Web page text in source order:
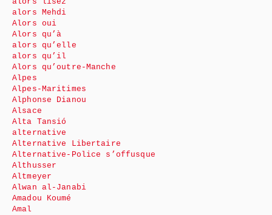
alors Mehdi
Alors oui
Alors qu’à
alors qu’elle
alors qu’il
Alors qu’outre-Manche
Alpes
Alpes-Maritimes
Alphonse Dianou
Alsace
Alta Tansió
alternative
Alternative Libertaire
Alternative-Police s’offusque
Althusser
Altmeyer
Alwan al-Janabi
Amadou Koumé
Amal